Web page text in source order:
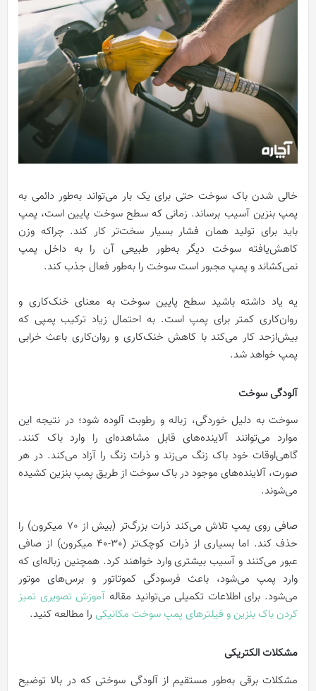
خالی شدن باک سوخت حتی برای یک بار می‌تواند به‌طور دائمی به
پمپ بنزین آسیب برساند. زمانی که سطح سوخت پایین است، پمپ
باید برای تولید همان فشار بسیار سخت‌تر کار کند. چراکه وزن
کاهش‌یافته سوخت دیگر به‌طور طبیعی آن را به داخل پمپ
نمی‌کشاند و پمپ مجبور است سوخت را به‌طور فعال جذب کند.
یه یاد داشته باشید سطح پایین سوخت به معنای خنک‌کاری و
روان‌کاری کمتر برای پمپ است. به احتمال زیاد ترکیب پمپی که
بیش‌ازحد کار می‌کند با کاهش خنک‌کاری و روان‌کاری باعث خرابی
پمپ خواهد شد.
آلودگی سوخت
سوخت به دلیل خوردگی، زباله و رطوبت آلوده شود؛ در نتیجه این
موارد می‌توانند آلاینده‌های قابل مشاهده‌ای را وارد باک کنند.
گاهی‌اوقات خود باک زنگ می‌زند و ذرات زنگ را آزاد می‌کند. در هر
صورت، آلاینده‌های موجود در باک سوخت از طریق پمپ بنزین کشیده
می‌شوند.
صافی روی پمپ تلاش می‌کند ذرات بزرگ‌تر (بیش از 70 میکرون) را
حذف کند. اما بسیاری از ذرات کوچک‌تر (30-40 میکرون) از صافی
عبور می‌کنند و آسیب بیشتری وارد خواهند کرد. همچنین زباله‌ای که
وارد پمپ می‌شود، باعث فرسودگی کموتاتور و برس‌های موتور
می‌شود. برای اطلاعات تکمیلی می‌توانید مقاله آموزش تصویری تمیز
کردن باک بنزین و فیلترهای پمپ سوخت مکانیکی را مطالعه کنید.
مشکلات الکتریکی
مشکلات برقی به‌طور مستقیم از آلودگی سوختی که در بالا توضیح